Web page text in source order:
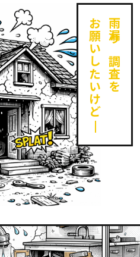
雨漏り調査を
お願いしたいけど